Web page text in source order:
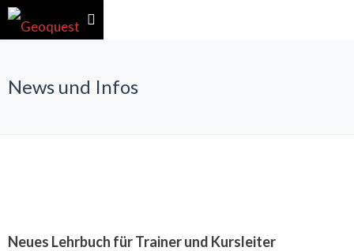
News und Infos
Neues Lehrbuch für Trainer und Kursleiter